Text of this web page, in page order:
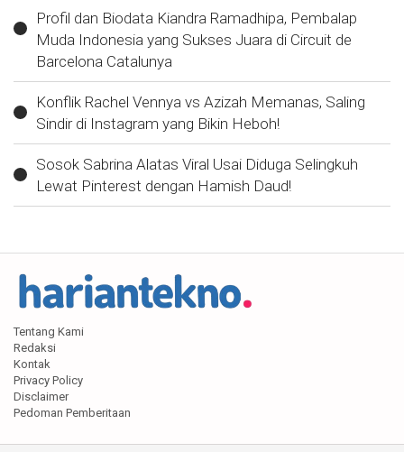
Profil dan Biodata Kiandra Ramadhipa, Pembalap
Muda Indonesia yang Sukses Juara di Circuit de
Barcelona Catalunya
Konflik Rachel Vennya vs Azizah Memanas, Saling
Sindir di Instagram yang Bikin Heboh!
Sosok Sabrina Alatas Viral Usai Diduga Selingkuh
Lewat Pinterest dengan Hamish Daud!
Tentang Kami
Redaksi
Kontak
Privacy Policy
Disclaimer
Pedoman Pemberitaan